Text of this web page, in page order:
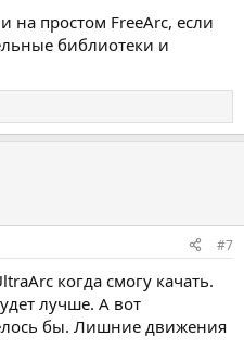
на простом FreeArc, если
библиотеки и
#7
когда смогу качать.
лучше. А вот
бы. Лишние движения